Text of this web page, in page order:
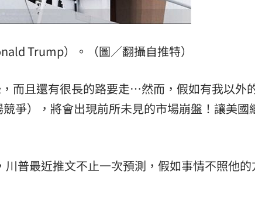
Trump）。（圖／翻攝自推特）
而且還有很長的路要走…然而，假如有我以外
爭），將會出現前所未見的市場崩盤！讓美國
川普最近推文不止一次預測，假如事情不照他